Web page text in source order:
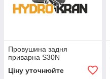
Провушина задня
приварна S30N
Ціну уточнюйте